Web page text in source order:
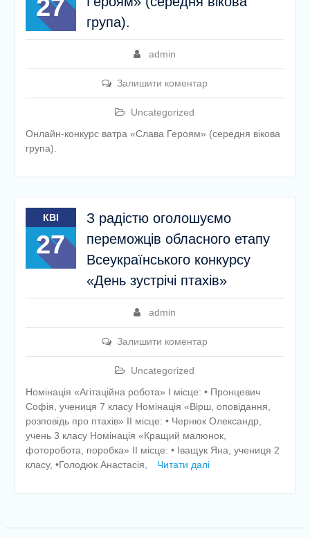
етапу Всеукраїнської
дитячо-юнацької
військово-патріотичної гри
«Сокіл» («Джура»)
У закладі освіти
проведено підсумкову
педагогічну раду
27
група).
admin
Залишити коментар
Uncategorized
Онлайн-конкурс ватра «Слава Героям» (середня вікова
група).
КВІ
27
З радістю оголошуємо
переможців обласного етапу
Всеукраїнського конкурсу
«День зустрічі птахів»
admin
Залишити коментар
Uncategorized
Номінація «Агітаційна робота» І місце: • Пронцевич
Софія, учениця 7 класу Номінація «Вірш, оповідання,
розповідь про птахів» ІІ місце: • Чернюк Олександр,
учень 3 класу Номінація «Кращий малюнок,
фоторобота, поробка» ІІ місце: • Іващук Яна, учениця 2
класу, •Голодюк Анастасія,
Читати далі